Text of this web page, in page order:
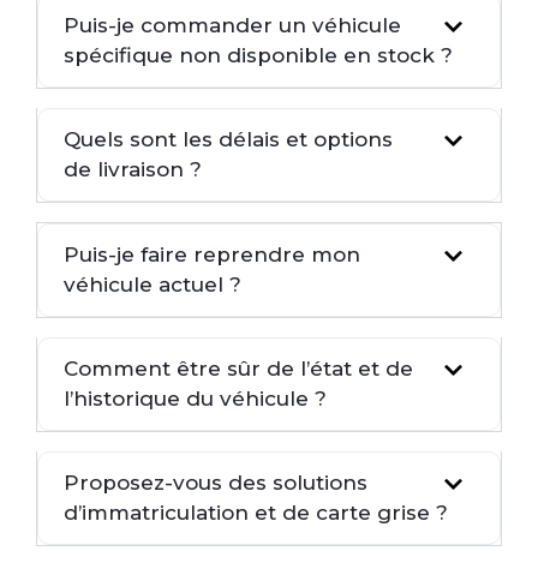
Puis-je commander un véhicule
spécifique non disponible en stock ?
Quels sont les délais et options
de livraison ?
Puis-je faire reprendre mon
véhicule actuel ?
Comment être sûr de l’état et de
l’historique du véhicule ?
Proposez-vous des solutions
d’immatriculation et de carte grise ?